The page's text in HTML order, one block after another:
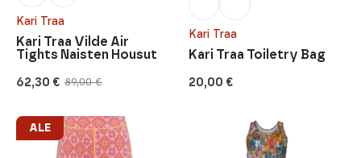
Kari Traa
89,00€
Alkuperäinen
oli:
89,00 €.
62,30 €
Nykyinen
on:
62,30 €.
Kari Traa Vilde Air
Tights Naisten Housut
Kari Traa
20,00 €
Kari Traa Toiletry Bag
ALE